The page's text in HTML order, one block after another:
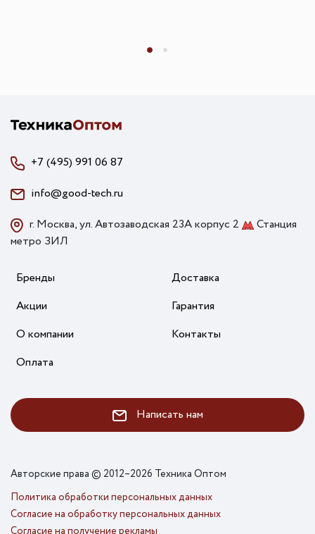
+7 (495) 991 06 87
info@good-tech.ru
г. Москва, ул. Автозаводская 23А корпус 2
Станция
метро ЗИЛ
Бренды
Акции
О компании
Оплата
Доставка
Гарантия
Контакты
Написать нам
Авторские права © 2012–2026 Техника Оптом
Политика обработки персональных данных
Согласие на обработку персональных данных